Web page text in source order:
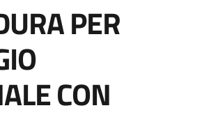
PER
CON